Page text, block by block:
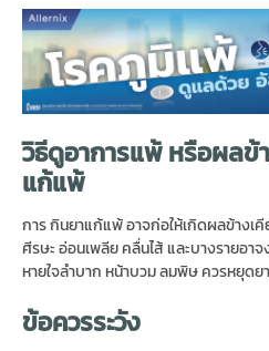
วิธีดูอาการแพ้ หรือผลข้
แก้แพ้
การ กินยาแก้แพ้ อาจก่อให้เกิดผลข้างเ
ศีรษะ อ่อนเพลีย คลื่นไส้ และบางรายอา
หายใจลำบาก หน้าบวม ลมพิษ ควรหยุด
ข้อควรระวัง